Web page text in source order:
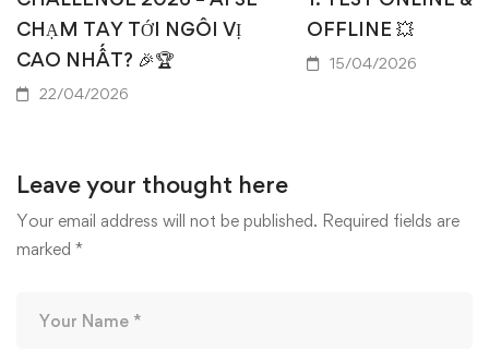
CHẠM TAY TỚI NGÔI VỊ
CAO NHẤT? 🎉🏆
22/04/2026
OFFLINE 💥
15/04/2026
Leave your thought here
Your email address will not be published. Required fields are
marked *